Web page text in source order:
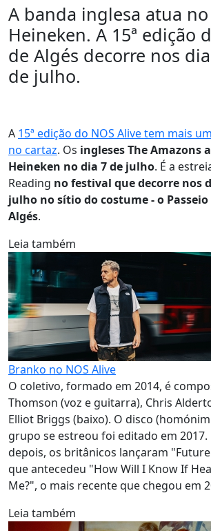
A banda inglesa atua no
Heineken. A 15ª edição
de Algés decorre nos
de julho.
A 15ª edição do NOS Alive tem mais
no cartaz. Os ingleses The Amazons
Heineken no dia 7 de julho. É a
Reading no festival que decorre nos
julho no sítio do costume - o
Algés.
Leia também
Branko no NOS Alive
O coletivo, formado em 2014, é
Thomson (voz e guitarra), Chris
Elliot Briggs (baixo). O disco
grupo se estreou foi editado em 2017.
depois, os britânicos lançaram
que antecedeu "How Will I Know If
Me?", o mais recente que chegou em
Leia também